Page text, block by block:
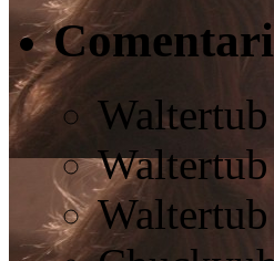
Waltertub
Waltertub
Waltertub